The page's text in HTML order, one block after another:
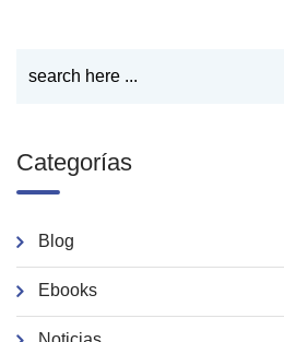
Categorías
Blog
Ebooks